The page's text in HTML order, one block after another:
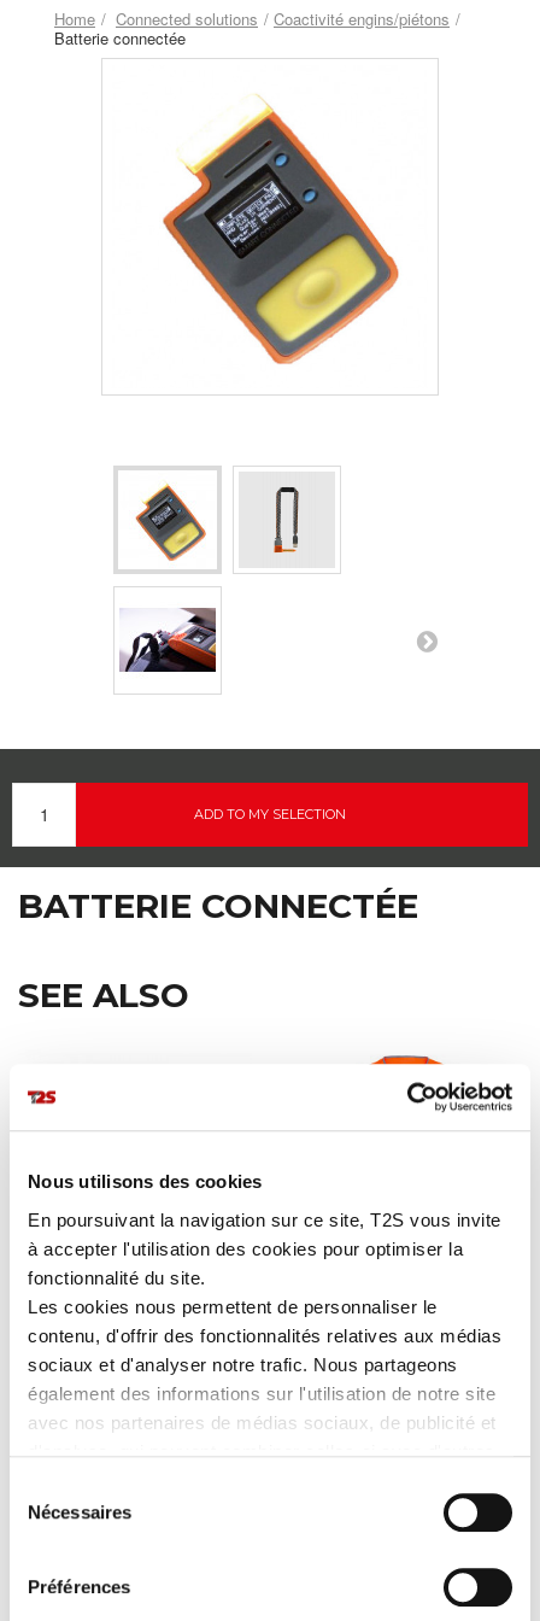
Nous utilisons des cookies
En poursuivant la navigation sur ce site, T2S vous invite
à accepter l'utilisation des cookies pour optimiser la
fonctionnalité du site.
Les cookies nous permettent de personnaliser le
contenu, d'offrir des fonctionnalités relatives aux médias
sociaux et d'analyser notre trafic. Nous partageons
également des informations sur l'utilisation de notre site
avec nos partenaires de médias sociaux, de publicité et
collectées lors de votre utilisation de leurs services.
Nécessaires
Préférences
Home Connected solutions
Coactivité engins/piétons
Batterie connectée
ADD TO MY SELECTION
BATTERIE CONNECTÉE
SEE ALSO
BADGE PIÉTON RFID
GILET LED RGB
CONNECTÉ